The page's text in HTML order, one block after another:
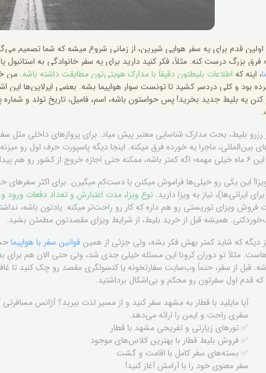
قدم برای یه سفر هوایی شیرین، از زمانی شروع میشه که شما تصمیم
فرق بزرگ درست کنه. مثلاً، فکر کنید دارید برای یه سفر خانوادگی به
، اینه که اطلاعات بلیطتون دقیقاً با مدارک هویتی‌تون مطابقت داشته باشه. من
بود و کلی دردسر کشید تا تونست سوار هواپیما بشه. بعضی ایرلاین‌ها این
کنن یه بلیط جدید بخرید! پس حواستون باشه، اسم، فامیل، تاریخ تولد و
رزرو بلیط، بحث مدارک شناسایی معتبر پیش میاد. برای پروازهای داخلی مثل
بین‌المللی، ماجرا یه خورده فرق میکنه. اینجا دیگه پاسپورت حرف اول رو
به ورود به کشور مقصد مثل تایلند یا ارمنستان.
ویزا! این یکی رو خیلی‌ها فراموش میکنن یا دست‌کم میگیرن. برای اکثر
ایرانی‌ها)، نیاز به ویزا دارید. نوع ویزا، مدت اعتبارش و تعداد دفعات ورود
فروش ویزای توریستی رو هم داره که کار رو راحت‌تر میکنه. یادتون باشه،
همیشه قبل از خرید بلیط، از شرایط ویزای مقصدتون مطمئن بشید.
دیگه که شاید کمتر بهش فکر بشه، ولی جزئی از همین قوانین سفر با هواپیما
مثلاً تو دوران کرونا این مسئله خیلی جدی شد، ولی حتی الان هم
قبل از سفر، حتماً وب‌سایت سفارتخونه یا کنسولگری مقصد رو چک کنید تا
که قدم اول سفرتون رو محکم و بی‌اشکال برداشتید.
آیا مایلید با قطار به مشهد سفر کنید و از مسیر لذت ببرید؟ آژانس
سفری راحت و ایمن را ارائه می‌دهد.
✅ تورهای زیارتی و تفریحی مشهد با قطار
✅ فروش بلیط قطار با بهترین کلاس‌های موجود
✅ بسته‌های سفر کامل با اقامت و گشت
سفر معنوی خود را با آرامش آغاز کنید!